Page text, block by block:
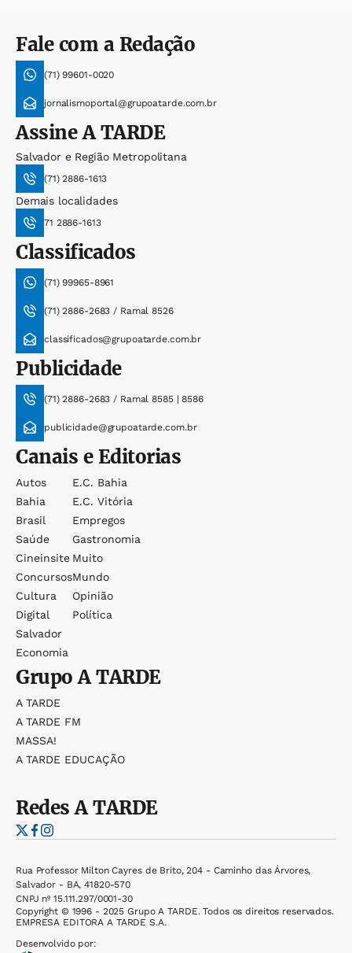
Fale com a Redação
(71) 99601-0020
jornalismoportal@grupoatarde.com.br
AssineA TARDE
Salvador e Região Metropolitana
(71) 2886-1613
Demais localidades
71 2886-1613
Classificados
(71) 99965-8961
(71) 2886-2683 / Ramal 8526
classificados@grupoatarde.com.br
Publicidade
(71) 2886-2683 / Ramal 8585 | 8586
publicidade@grupoatarde.com.br
Canais e Editorias
Autos
Bahia
Brasil
Saúde
Cineinsite
Concursos
Cultura
Digital
Salvador
Economia
E.c. Bahia
E.c. Vitória
Empregos
Gastronomia
Muito
Mundo
Opinião
Política
GrupoA TARDE
A TARDE
A TARDE FM
MASSA!
A TARDE EDUCAÇÃO
RedesA TARDE
Rua Professor Milton Cayres de Brito, 204 - Caminho das Árvores,
Salvador - BA, 41820-570
CNPJ nº 15.111.297/0001-30
Copyright © 1996 - 2025 Grupo A TARDE. Todos os direitos reservados.
EMPRESA EDITORA A TARDE S.A.
Desenvolvido por: